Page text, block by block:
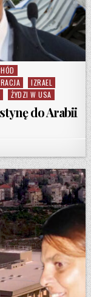
IZRAEL
ŻYDZI W USA
do Arabii